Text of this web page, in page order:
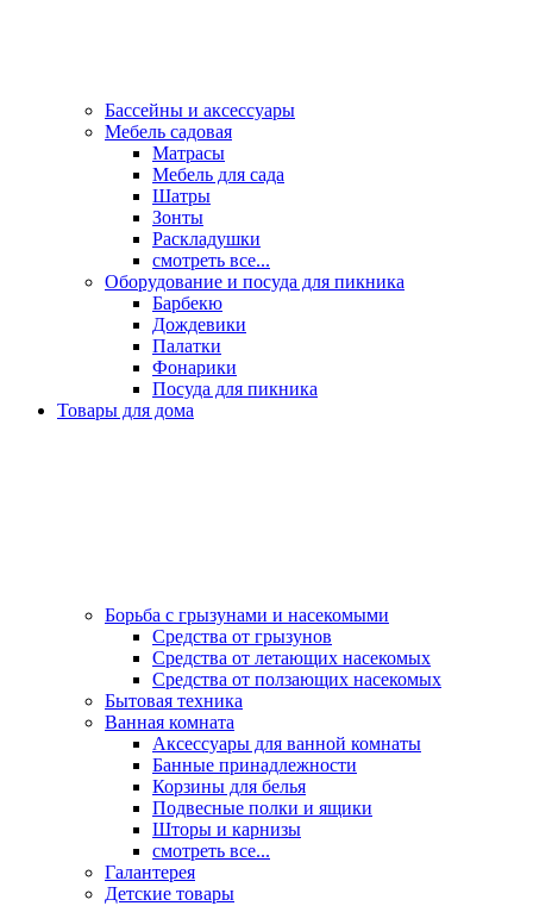
Бассейны и аксессуары
Мебель садовая
Матрасы
Мебель для сада
Шатры
Зонты
Раскладушки
смотреть все...
Оборудование и посуда для пикника
Барбекю
Дождевики
Палатки
Фонарики
Посуда для пикника
Товары для дома
Борьба с грызунами и насекомыми
Средства от грызунов
Средства от летающих насекомых
Средства от ползающих насекомых
Бытовая техника
Ванная комната
Аксессуары для ванной комнаты
Банные принадлежности
Корзины для белья
Подвесные полки и ящики
Шторы и карнизы
смотреть все...
Галантерея
Детские товары